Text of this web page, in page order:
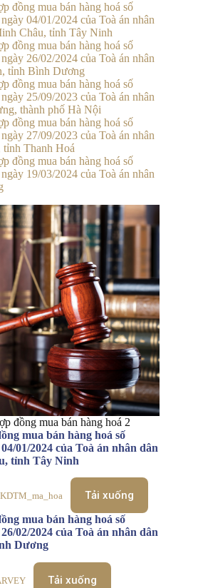
đồng mua bán hàng hoá số
04/01/2024 của Toà án nhân
Châu, tỉnh Tây Ninh
đồng mua bán hàng hoá số
26/02/2024 của Toà án nhân
tỉnh Bình Dương
đồng mua bán hàng hoá số
25/09/2023 của Toà án nhân
thành phố Hà Nội
đồng mua bán hàng hoá số
27/09/2023 của Toà án nhân
Thanh Hoá
đồng mua bán hàng hoá số
19/03/2024 của Toà án nhân
đồng mua bán hàng hoá 2
mua bán hàng hoá số
01/2024 của Toà án nhân dân
tỉnh Tây Ninh
Tải xuống
mua bán hàng hoá số
02/2024 của Toà án nhân dân
Dương
Tải xuống